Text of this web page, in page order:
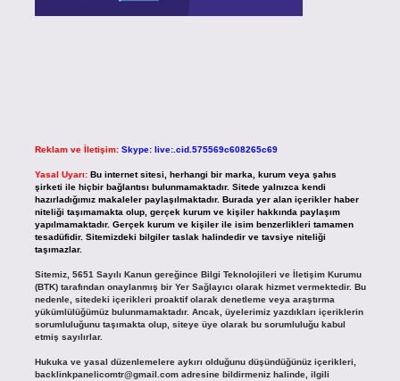
Reklam ve İletişim: Skype: live:.cid.575569c608265c69
Yasal Uyarı: Bu internet sitesi, herhangi bir marka, kurum veya şahıs
şirketi ile hiçbir bağlantısı bulunmamaktadır. Sitede yalnızca kendi
hazırladığımız makaleler paylaşılmaktadır. Burada yer alan içerikler haber
niteliği taşımamakta olup, gerçek kurum ve kişiler hakkında paylaşım
yapılmamaktadır. Gerçek kurum ve kişiler ile isim benzerlikleri tamamen
tesadüfidir. Sitemizdeki bilgiler taslak halindedir ve tavsiye niteliği
taşımazlar.
Sitemiz, 5651 Sayılı Kanun gereğince Bilgi Teknolojileri ve İletişim Kurumu
(BTK) tarafından onaylanmış bir Yer Sağlayıcı olarak hizmet vermektedir. Bu
nedenle, sitedeki içerikleri proaktif olarak denetleme veya araştırma
yükümlülüğümüz bulunmamaktadır. Ancak, üyelerimiz yazdıkları içeriklerin
sorumluluğunu taşımakta olup, siteye üye olarak bu sorumluluğu kabul
etmiş sayılırlar.
Hukuka ve yasal düzenlemelere aykırı olduğunu düşündüğünüz içerikleri,
backlinkpanelicomtr@gmail.comadresine bildirmeniz halinde, ilgili